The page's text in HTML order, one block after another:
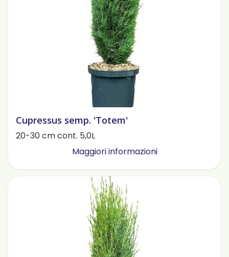
Cupressus semp. 'Totem'
20-30 cm cont. 5,0L
Maggiori informazioni